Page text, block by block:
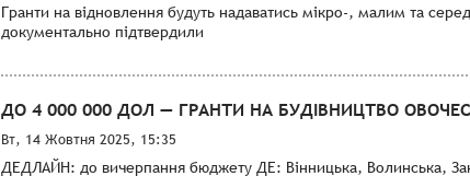
Гранти на відновлення будуть надаватись мікро-, малим та
документально підтвердили
ДО 4 000 000 ДОЛ — ГРАНТИ НА БУДІВНИЦТВО
Вт, 14 Жовтня 2025, 15:35
ДЕДЛАЙН: до вичерпання бюджету ДЕ: Вінницька, Волинська,